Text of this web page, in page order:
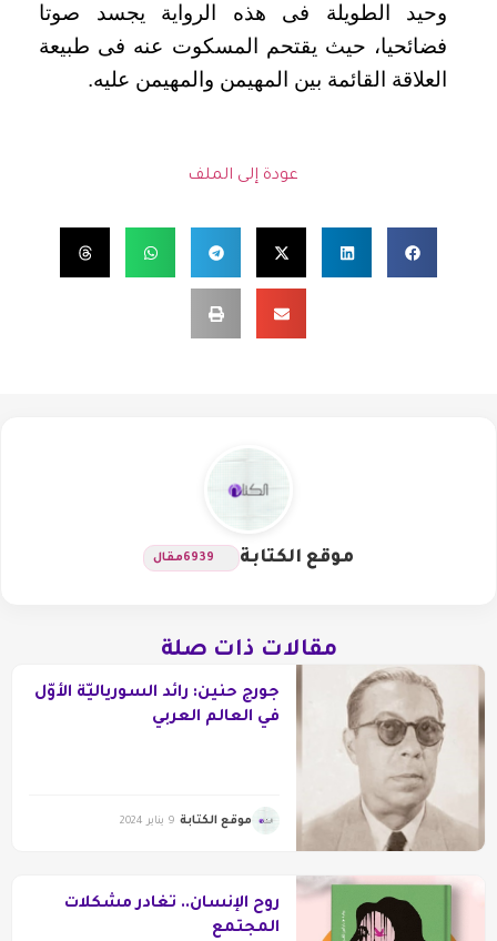
وحيد الطويلة فى هذه الرواية يجسد صوتا
فضائحيا، حيث يقتحم المسكوت عنه فى طبيعة
العلاقة القائمة بين المهيمن والمهيمن عليه.
عودة إلى الملف
موقع الكتابة 6939مقال
مقالات ذات صلة
جورج حنين: رائد السورياليّة الأوّل
في العالم العربي
موقع الكتابة 9 يناير 2024
روح الإنسان.. تغادر مشكلات
المجتمع